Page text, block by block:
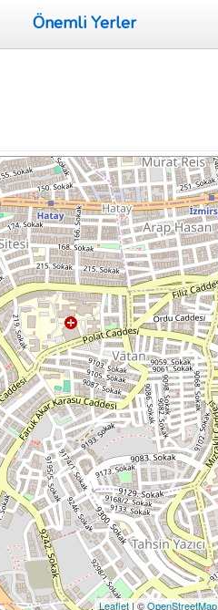
Önemli Yerler
Leaflet| ©OpenStreetMap